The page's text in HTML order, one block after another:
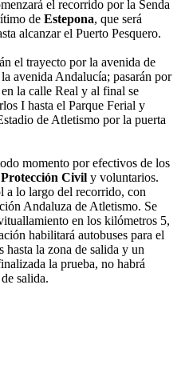
el recorrido por la Senda
de Estepona, que será
alcanzar el Puerto Pesquero.
el trayecto por la avenida de
avenida Andalucía; pasarán por
la calle Real y al final se
I hasta el Parque Ferial y
de Atletismo por la puerta
momento por efectivos de los
Protección Civil y voluntarios.
a lo largo del recorrido, con
Andaluza de Atletismo. Se
en los kilómetros 5,
habilitará autobuses para el
hasta la zona de salida y un
la prueba, no habrá
salida.